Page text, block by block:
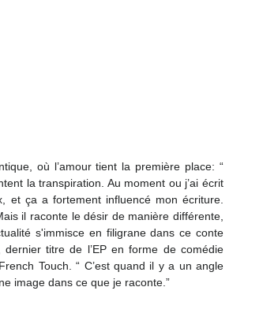
la transpiration. Au moment ou j’ai écrit
et ça a fortement influencé mon écriture.
il raconte le désir de manière différente,
s'immisce en filigrane dans ce conte
titre de l’EP en forme de comédie
Touch. “ C’est quand il y a un angle
image dans ce que je raconte.”